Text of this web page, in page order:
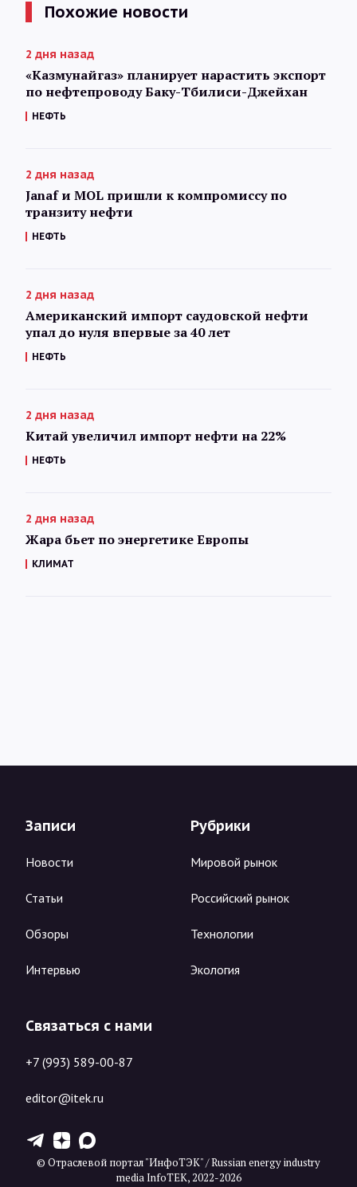
Похожие новости
2 дня назад
«Казмунайгаз» планирует нарастить экспорт
по нефтепроводу Баку-Тбилиси-Джейхан
НЕФТЬ
2 дня назад
Janaf и MOL пришли к компромиссу по
транзиту нефти
НЕФТЬ
2 дня назад
Американский импорт саудовской нефти
упал до нуля впервые за 40 лет
НЕФТЬ
2 дня назад
Китай увеличил импорт нефти на 22%
НЕФТЬ
2 дня назад
Жара бьет по энергетике Европы
КЛИМАТ
Записи
Новости
Статьи
Обзоры
Интервью
Рубрики
Мировой рынок
Российский рынок
Технологии
Экология
Связаться с нами
+7 (993) 589-00-87
editor@itek.ru
T Z X
© Отраслевой портал "ИнфоТЭК" / Russian energy industry
media InfoTEK, 2022-2026